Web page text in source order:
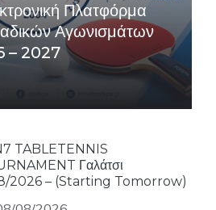
Πλατφόρμα
Αγωνισμάτων
– 2027
TABLETENNIS
Γαλάτσι
2026 – (Starting Tomorrow)